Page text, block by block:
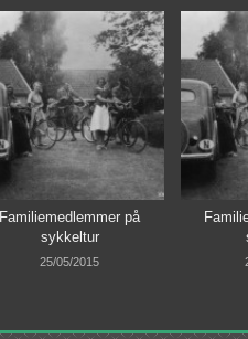
Familiemedlemmer på
sykkeltur
25/05/2015